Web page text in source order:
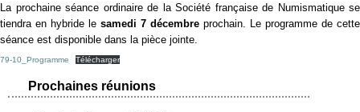
La prochaine séance ordinaire de la Société française de Numismatique se
tiendra en hybride le samedi 7 décembre prochain. Le programme de cette
séance est disponible dans la pièce jointe.
79-10_Programme Télécharger
Prochaines réunions